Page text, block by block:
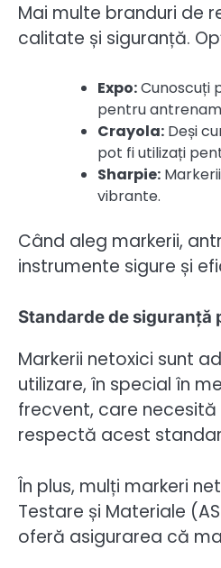
Mai multe branduri de
calitate și siguranță.
Expo:Cunoscuți
pentru
Crayola: Deși
pot fi utilizați
Sharpie:
vibrante.
Când aleg markerii,
instrumente sigure și
Standarde de siguranță
Markerii netoxici sunt
utilizare, în special în
frecvent, care
respectă acest
În plus, mulți markeri
Testare și Materiale
oferă asigurarea că